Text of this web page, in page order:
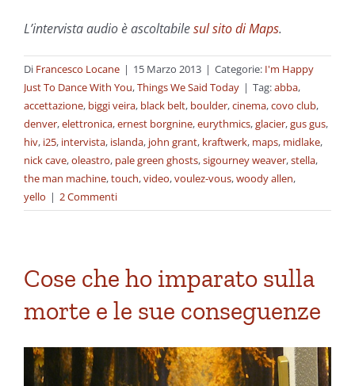
L’intervista audio è ascoltabilesul sito di Maps.
Di Francesco Locane | 15 Marzo 2013 | Categorie: I'm Happy
Just To Dance With You,Things We Said Today | Tag:abba,
accettazione, biggi veira, black belt, boulder,cinema,covo club,
denver,elettronica,ernest borgnine,eurythmics,glacier,gus gus,
hiv, i25, intervista, islanda, john grant, kraftwerk, maps, midlake,
nick cave,oleastro, pale green ghosts,sigourney weaver,stella,
the man machine,touch,video,voulez-vous,woody allen,
yello | 2 Commenti
Cose che ho imparato sulla
morte e le sue conseguenze